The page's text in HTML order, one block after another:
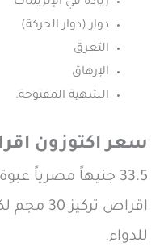
دوار (دوار الحركة)
التعرق
الإرهاق
الشهية المفتوحة.
سعر اكتوزون
اقراص
للدواء.